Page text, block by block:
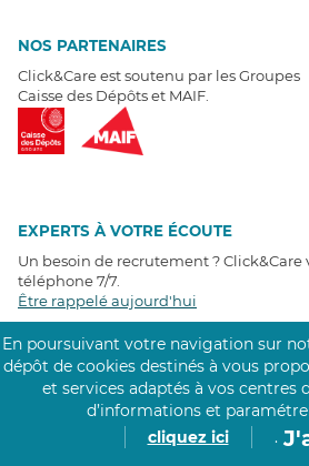
NOS PARTENAIRES
Click&Care est soutenu par les Groupes
Caisse des Dépôts et MAIF.
EXPERTS À VOTRE ÉCOUTE
Un besoin de recrutement ?
téléphone 7/7
Être rappelé aujourd'hui
TÉMOIGNAGES CLIENTS
4,6/5
Avis clientsrécoltés sur
Google
En poursuivant votre navigation sur
dépôt de cookies destinés à vous
et services adaptés à vos centres
d’informations et
cliquez ici
.